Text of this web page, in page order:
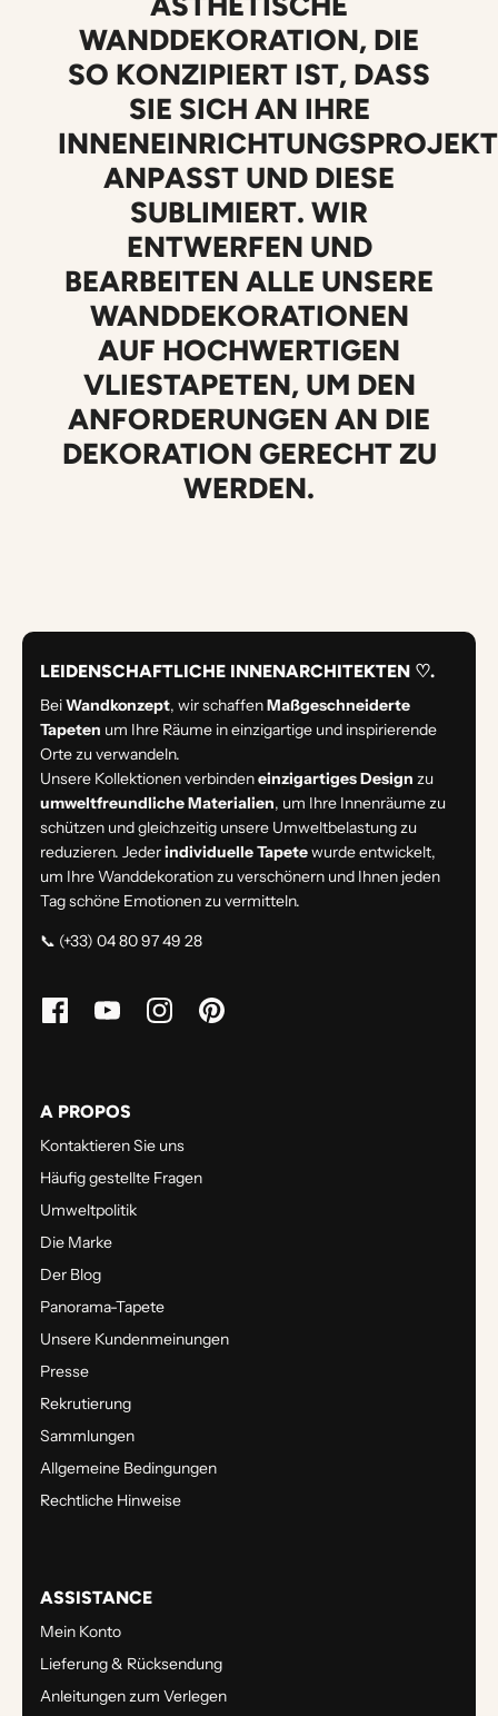
WANDDEKORATION, DIE
SO KONZIPIERT IST, DASS
SIE SICH AN IHRE
ANPASST UND DIESE
SUBLIMIERT. WIR
ENTWERFEN UND
BEARBEITEN ALLE UNSERE
WANDDEKORATIONEN
AUF HOCHWERTIGEN
VLIESTAPETEN, UM DEN
ANFORDERUNGEN AN DIE
DEKORATION GERECHT ZU
WERDEN.
LEIDENSCHAFTLICHE INNENARCHITEKTEN ♡.
BeiWandkonzept, wir schaffenMaßgeschneiderte
Tapeten um Ihre Räume in einzigartige und inspirierende
Orte zu verwandeln.
Unsere Kollektionen verbindeneinzigartiges Design zu
umweltfreundliche Materialien, um Ihre Innenräume zu
schützen und gleichzeitig unsere Umweltbelastung zu
reduzieren. Jederindividuelle Tapetewurde entwickelt,
um Ihre Wanddekoration zu verschönern und Ihnen jeden
Tag schöne Emotionen zu vermitteln.
📞 (+33) 04 80 97 49 28
A PROPOS
Kontaktieren Sie uns
Häufig gestellte Fragen
Umweltpolitik
Die Marke
Der Blog
Panorama-Tapete
Unsere Kundenmeinungen
Presse
Rekrutierung
Sammlungen
Allgemeine Bedingungen
Rechtliche Hinweise
ASSISTANCE
Mein Konto
Lieferung & Rücksendung
Anleitungen zum Verlegen